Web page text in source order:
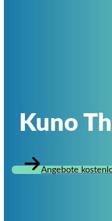
Kuno
Angebote